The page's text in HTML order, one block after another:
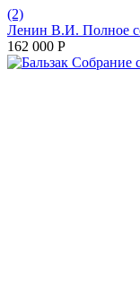
(2)
Ленин В.И. Полное
162 000 Р